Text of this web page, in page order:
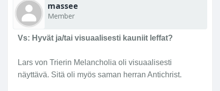
massee
Member
Vs: Hyvät ja/tai visuaalisesti kauniit leffat?
Lars von Trierin Melancholia oli visuaalisesti
näyttävä. Sitä oli myös saman herran Antichrist.